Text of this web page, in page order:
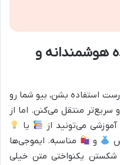
هوشمندانه و
استفاده بشن، بیو شما رو
سریع‌تر منتقل می‌کنن. اما از
می‌تونید از
یا
و
مناسبه. ایموجی‌ها
یکنواختی متن خیلی